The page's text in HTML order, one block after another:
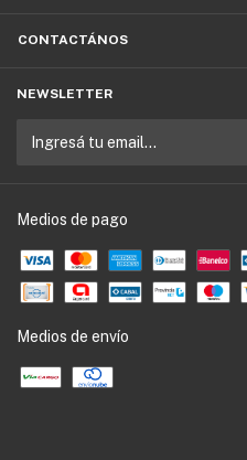
CONTACTÁNOS
NEWSLETTER
Medios de pago
Medios de envío